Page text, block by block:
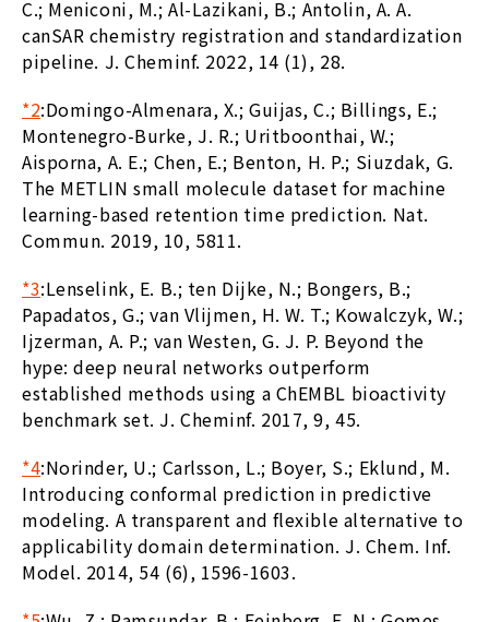
C.; Meniconi, M.; Al-Lazikani, B.; Antolin, A. A.
canSAR chemistry registration and standardization
pipeline. J. Cheminf. 2022, 14 (1), 28.
*2:Domingo-Almenara, X.; Guijas, C.; Billings, E.;
Montenegro-Burke, J. R.; Uritboonthai, W.;
Aisporna, A. E.; Chen, E.; Benton, H. P.; Siuzdak, G.
The METLIN small molecule dataset for machine
learning-based retention time prediction. Nat.
Commun. 2019, 10, 5811.
*3:Lenselink, E. B.; ten Dijke, N.; Bongers, B.;
Papadatos, G.; van Vlijmen, H. W. T.; Kowalczyk, W.;
Ijzerman, A. P.; van Westen, G. J. P. Beyond the
hype: deep neural networks outperform
established methods using a ChEMBL bioactivity
benchmark set. J. Cheminf. 2017, 9, 45.
*4:Norinder, U.; Carlsson, L.; Boyer, S.; Eklund, M.
Introducing conformal prediction in predictive
modeling. A transparent and flexible alternative to
applicability domain determination. J. Chem. Inf.
Model. 2014, 54 (6), 1596-1603.